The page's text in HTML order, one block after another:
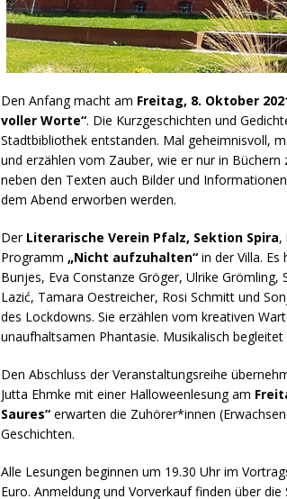
Den Anfang macht am Freitag, 8. Oktober
voller Worte“. Die Kurzgeschichten und
Stadtbibliothek entstanden. Mal geheimnisvoll,
und erzählen vom Zauber, wie er nur in
neben den Texten auch Bilder und
dem Abend erworben werden.
Der Literarische Verein Pfalz, Sektion Spira,
Programm „Nicht aufzuhalten“ in der Villa.
Bunjes, Eva Constanze Gröger, Ulrike
Lazić, Tamara Oestreicher, Rosi Schmitt und
des Lockdowns. Sie erzählen vom kreativen
unaufhaltsamen Phantasie. Musikalisch
Den Abschluss der Veranstaltungsreihe
Jutta Ehmke mit einer Halloweenlesung am
Saures“ erwarten die Zuhörer*innen
Geschichten.
Alle Lesungen beginnen um 19.30 Uhr im
Euro. Anmeldung und Vorverkauf finden über